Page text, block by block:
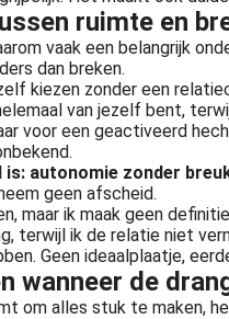
ruimte en
vaak een belangrijk
dan breken.
kiezen zonder een
van jezelf bent,
voor een geactiveerd
is: autonomie zonder
geen afscheid.
maar ik maak geen
terwijl ik de relatie niet
Geen ideaalplaatje,
wanneer de
om alles stuk te maken,